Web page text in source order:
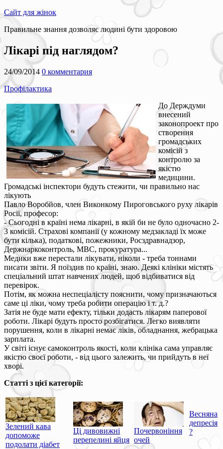
Сайт для жінок
Правильне знання дозволяє людині бути здоровою
Лікарі під наглядом?
24/09/2014 0 комментария
Профілактика
До Держдуми
внесений
законопроект про
створення
громадських
комісій з
контролю за
якістю
медицини.
Громадські інспектори будуть стежити, чи правильно нас
лікують
Павло Воробйов, член Виконкому Пироговського руху лікарів
Росії, професор:
- Сьогодні в країні нема лікарні, в якій би не було одночасно 2-
3 комісій. Страхові компанії (у кожному медзакладі їх може
бути кілька), податкові, пожежники, Росздравнадзор,
Держнаркоконтроль, МВС, прокуратура...
Медики вже перестали лікувати, ніколи - треба тоннами
писати звіти. Я поїздив по країні, знаю. Деякі клініки містять
спеціальний штат навчених людей, щоб відбиватися від
перевірок.
Потім, як можна неспеціалісту пояснити, чому призначаються
саме ці ліки, чому треба робити операцію і т. д.?
Затія не буде мати ефекту, тільки додасть лікарям паперової
роботи. Лікарі будуть просто розбігатися. Легко виявляти
порушення, коли в лікарні немає ліків, обладнання, жебрацька
зарплата.
У світі існує самоконтроль якості, коли клініка сама управляє
якістю своєї роботи, - від цього залежить, чи прийдуть в неї
хворі.
Статті з цієї категорії:
Зелений кава
допоможе
подолати діабет
Ці дивовижні
перепелині яйця
Почервоніння
очей
Весняна
депресія
?